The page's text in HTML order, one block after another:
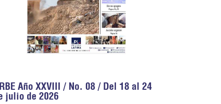
Año XXVIII / No. 08 / Del 18 al 24
julio de 2026